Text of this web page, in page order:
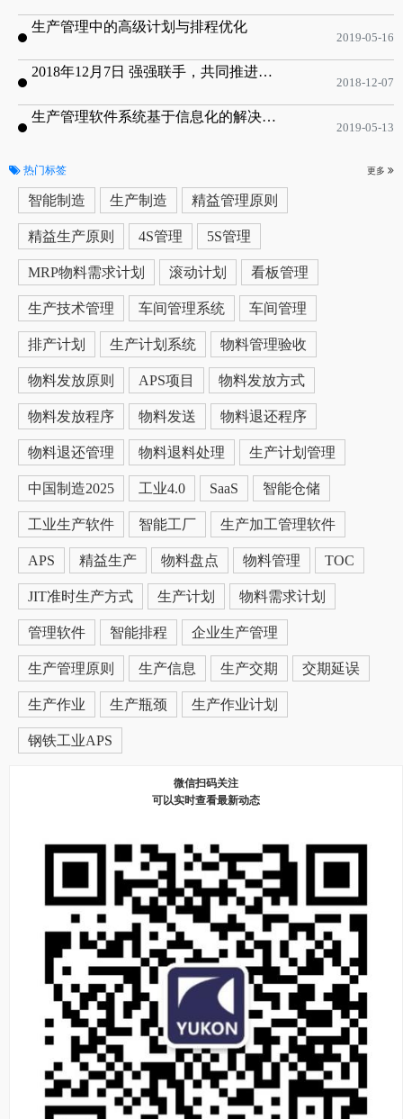
生产管理中的高级计划与排程优化
2019-05-16
2018年12月7日 强强联手，共同推进电子器件领域APS应用典范 风华高科生产自动化工业互联网应用项目-APS项目启动会
2018-12-07
生产管理软件系统基于信息化的解决方案
2019-05-13
热门标签 更多
智能制造 生产制造 精益管理原则
精益生产原则 4S管理 5S管理
MRP物料需求计划 滚动计划 看板管理
生产技术管理 车间管理系统 车间管理
排产计划 生产计划系统 物料管理验收
物料发放原则 APS项目 物料发放方式
物料发放程序 物料发送 物料退还程序
物料退还管理 物料退料处理 生产计划管理
中国制造2025 工业4.0 SaaS 智能仓储
工业生产软件 智能工厂 生产加工管理软件
APS 精益生产 物料盘点 物料管理 TOC
JIT准时生产方式 生产计划 物料需求计划
管理软件 智能排程 企业生产管理
生产管理原则 生产信息 生产交期 交期延误
生产作业 生产瓶颈 生产作业计划
钢铁工业APS
微信扫码关注
可以实时查看最新动态